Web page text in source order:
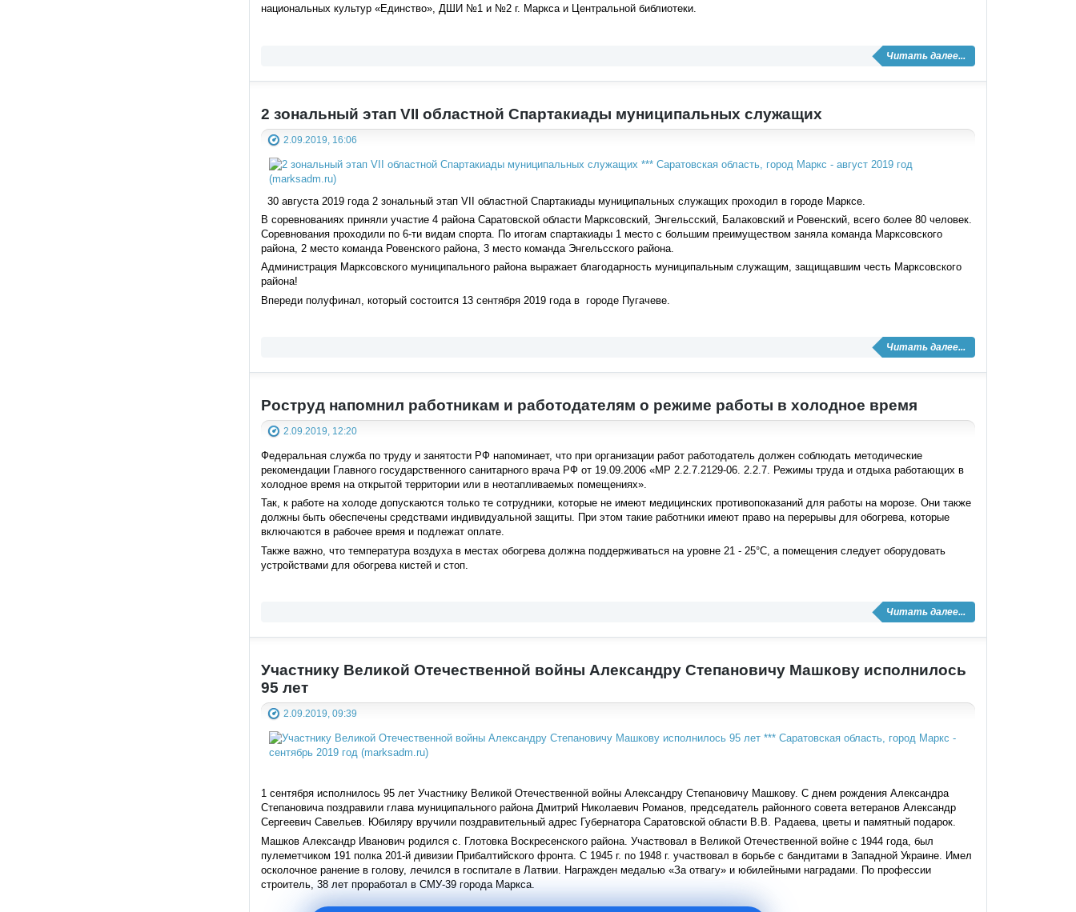
национальных культур «Единство», ДШИ №1 и №2 г. Маркса и Центральной библиотеки.
Читать далее...
2 зональный этап VII областной Спартакиады муниципальных служащих
2.09.2019, 16:06
30 августа 2019 года 2 зональный этап VII областной Спартакиады муниципальных служащих проходил в городе Марксе.
В соревнованиях приняли участие 4 района Саратовской области Марксовский, Энгельсский, Балаковский и Ровенский, всего более 80 человек.
Соревнования проходили по 6-ти видам спорта. По итогам спартакиады 1 место с большим преимуществом заняла команда Марксовского
района, 2 место команда Ровенского района, 3 место команда Энгельсского района.
Администрация Марксовского муниципального района выражает благодарность муниципальным служащим, защищавшим честь Марксовского
района!
Впереди полуфинал, который состоится 13 сентября 2019 года в городе Пугачеве.
Читать далее...
Роструд напомнил работникам и работодателям о режиме работы в холодное время
2.09.2019, 12:20
Федеральная служба по труду и занятости РФ напоминает, что при организации работ работодатель должен соблюдать методические
рекомендации Главного государственного санитарного врача РФ от 19.09.2006 «МР 2.2.7.2129-06. 2.2.7. Режимы труда и отдыха работающих в
холодное время на открытой территории или в неотапливаемых помещениях».
Так, к работе на холоде допускаются только те сотрудники, которые не имеют медицинских противопоказаний для работы на морозе. Они также
должны быть обеспечены средствами индивидуальной защиты. При этом такие работники имеют право на перерывы для обогрева, которые
включаются в рабочее время и подлежат оплате.
Также важно, что температура воздуха в местах обогрева должна поддерживаться на уровне 21 - 25°C, а помещения следует оборудовать
устройствами для обогрева кистей и стоп.
Читать далее...
Участнику Великой Отечественной войны Александру Степановичу Машкову исполнилось
95 лет
2.09.2019, 09:39
1 сентября исполнилось 95 лет Участнику Великой Отечественной войны Александру Степановичу Машкову. С днем рождения Александра
Степановича поздравили глава муниципального района Дмитрий Николаевич Романов, председатель районного совета ветеранов Александр
Сергеевич Савельев. Юбиляру вручили поздравительный адрес Губернатора Саратовской области В.В. Радаева, цветы и памятный подарок.
Машков Александр Иванович родился с. Глотовка Воскресенского района. Участвовал в Великой Отечественной войне с 1944 года, был
пулеметчиком 191 полка 201-й дивизии Прибалтийского фронта. С 1945 г. по 1948 г. участвовал в борьбе с бандитами в Западной Украине. Имел
осколочное ранение в голову, лечился в госпитале в Латвии. Награжден медалью «За отвагу» и юбилейными наградами. По профессии
строитель, 38 лет проработал в СМУ-39 города Маркса.